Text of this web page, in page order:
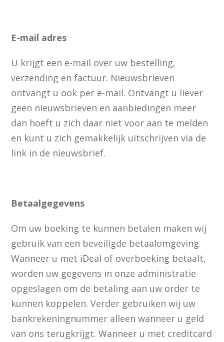
E-mail adres
U krijgt een e-mail over uw bestelling,
verzending en factuur. Nieuwsbrieven
ontvangt u ook per e-mail. Ontvangt u liever
geen nieuwsbrieven en aanbiedingen meer
dan hoeft u zich daar niet voor aan te melden
en kunt u zich gemakkelijk uitschrijven via de
link in de nieuwsbrief.
Betaalgegevens
Om uw boeking te kunnen betalen maken wij
gebruik van een beveiligde betaalomgeving.
Wanneer u met iDeal of overboeking betaalt,
worden uw gegevens in onze administratie
opgeslagen om de betaling aan uw order te
kunnen koppelen. Verder gebruiken wij uw
bankrekeningnummer alleen wanneer u geld
van ons terugkrijgt. Wanneer u met creditcard